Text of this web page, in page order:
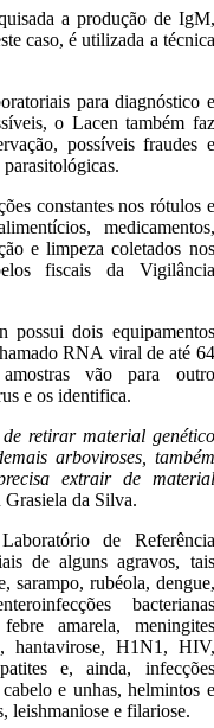
a produção de IgM,
caso, é utilizada a técnica
para diagnóstico e
o Lacen também faz
possíveis fraudes e
constantes nos rótulos e
medicamentos,
e limpeza coletados nos
fiscais da Vigilância
dois equipamentos
RNA viral de até 64
vão para outro
e os identifica.
retirar material genético
arboviroses, também
extrair de material
Grasiela da Silva.
de Referência
de alguns agravos, tais
sarampo, rubéola, dengue,
bacterianas
amarela, meningites
hantavirose, H1N1, HIV,
e, ainda, infecções
e unhas, helmintos e
leishmaniose e filariose.